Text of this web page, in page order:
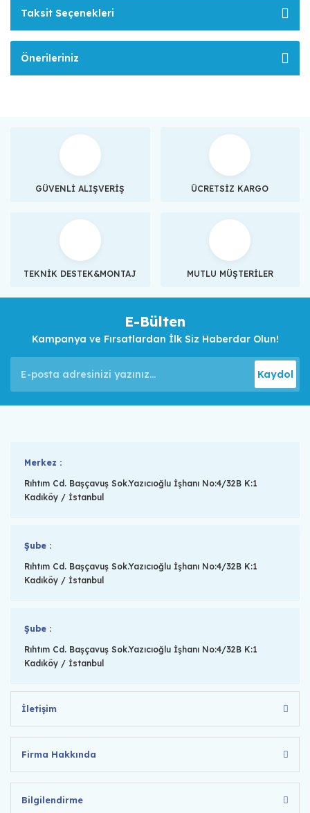
Taksit Seçenekleri
Önerileriniz
GÜVENLİ ALIŞVERİŞ ÜCRETSİZ KARGO
TEKNİK DESTEK&MONTAJ MUTLU MÜŞTERİLER
E-Bülten
Kampanya ve Fırsatlardan İlk Siz Haberdar Olun!
Kaydol
Merkez :
Rıhtım Cd. Başçavuş Sok.Yazıcıoğlu İşhanı No:4/32B K:1
Kadıköy / İstanbul
Şube :
Rıhtım Cd. Başçavuş Sok.Yazıcıoğlu İşhanı No:4/32B K:1
Kadıköy / İstanbul
Şube :
Rıhtım Cd. Başçavuş Sok.Yazıcıoğlu İşhanı No:4/32B K:1
Kadıköy / İstanbul
İletişim
Firma Hakkında
Bilgilendirme